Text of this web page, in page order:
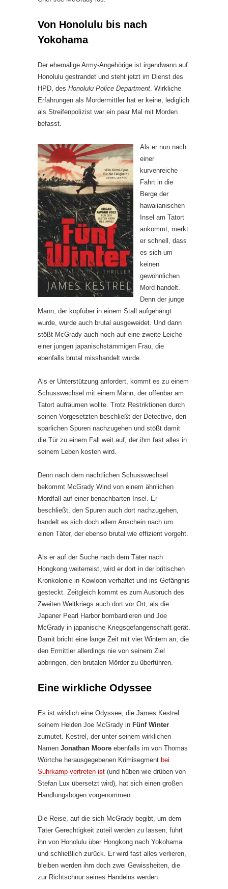
Von Honolulu bis nach
Yokohama
Der ehemalige Army-Angehörige ist irgendwann auf
Honolulu gestrandet und steht jetzt im Dienst des
HPD, des Honolulu Police Department . Wirkliche
Erfahrungen als Mordermittler hat er keine, lediglich
als Streifenpolizist war ein paar Mal mit Morden
befasst.
Als er nun nach
einer
kurvenreiche
Fahrt in die
Berge der
hawaiianischen
Insel am Tatort
ankommt, merkt
er schnell, dass
es sich um
keinen
gewöhnlichen
Mord handelt.
Denn der junge
Mann, der kopfüber in einem Stall aufgehängt
wurde, wurde auch brutal ausgeweidet. Und dann
stößt McGrady auch noch auf eine zweite Leiche
einer jungen japanischstämmigen Frau, die
ebenfalls brutal misshandelt wurde.
Als er Unterstützung anfordert, kommt es zu einem
Schusswechsel mit einem Mann, der offenbar am
Tatort aufräumen wollte. Trotz Restriktionen durch
seinen Vorgesetzten beschließt der Detective, den
spärlichen Spuren nachzugehen und stößt damit
die Tür zu einem Fall weit auf, der ihm fast alles in
seinem Leben kosten wird.
Denn nach dem nächtlichen Schusswechsel
bekommt McGrady Wind von einem ähnlichen
Mordfall auf einer benachbarten Insel. Er
beschließt, den Spuren auch dort nachzugehen,
handelt es sich doch allem Anschein nach um
einen Täter, der ebenso brutal wie effizient vorgeht.
Als er auf der Suche nach dem Täter nach
Hongkong weiterreist, wird er dort in der britischen
Kronkolonie in Kowloon verhaftet und ins Gefängnis
gesteckt. Zeitgleich kommt es zum Ausbruch des
Zweiten Weltkriegs auch dort vor Ort, als die
Japaner Pearl Harbor bombardieren und Joe
McGrady in japanische Kriegsgefangenschaft gerät.
Damit bricht eine lange Zeit mit vier Wintern an, die
den Ermittler allerdings nie von seinem Ziel
abbringen, den brutalen Mörder zu überführen.
Eine wirkliche Odyssee
Es ist wirklich eine Odyssee, die James Kestrel
seinem Helden Joe McGrady in Fünf Winter
zumutet. Kestrel, der unter seinem wirklichen
Namen Jonathan Moore ebenfalls im von Thomas
Wörtche herausgegebenen Krimisegment bei
Suhrkamp vertreten ist (und hüben wie drüben von
Stefan Lux übersetzt wird), hat sich einen großen
Handlungsbogen vorgenommen.
Die Reise, auf die sich McGrady begibt, um dem
Täter Gerechtigkeit zuteil werden zu lassen, führt
ihn von Honolulu über Hongkong nach Yokohama
und schließlich zurück. Er wird fast alles verlieren,
bleiben werden ihm doch zwei Gewissheiten, die
zur Richtschnur seines Handelns werden.